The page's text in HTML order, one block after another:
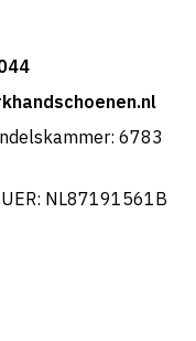
6783
NL87191561B